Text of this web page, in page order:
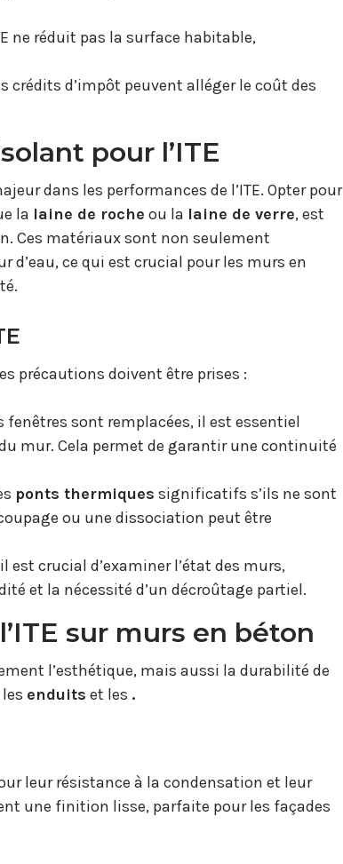
ne réduit pas la surface habitable,
crédits d’impôt peuvent alléger le coût des
pour l’ITE
dans les performances de l’ITE. Opter pour
la laine de roche ou la laine de verre, est
Ces matériaux sont non seulement
d’eau, ce qui est crucial pour les murs en
précautions doivent être prises :
fenêtres sont remplacées, il est essentiel
mur. Cela permet de garantir une continuité
ponts thermiques significatifs s’ils ne sont
ou une dissociation peut être
crucial d’examiner l’état des murs,
et la nécessité d’un décroûtage partiel.
sur murs en béton
l’esthétique, mais aussi la durabilité de
enduits et les .
leur résistance à la condensation et leur
une finition lisse, parfaite pour les façades